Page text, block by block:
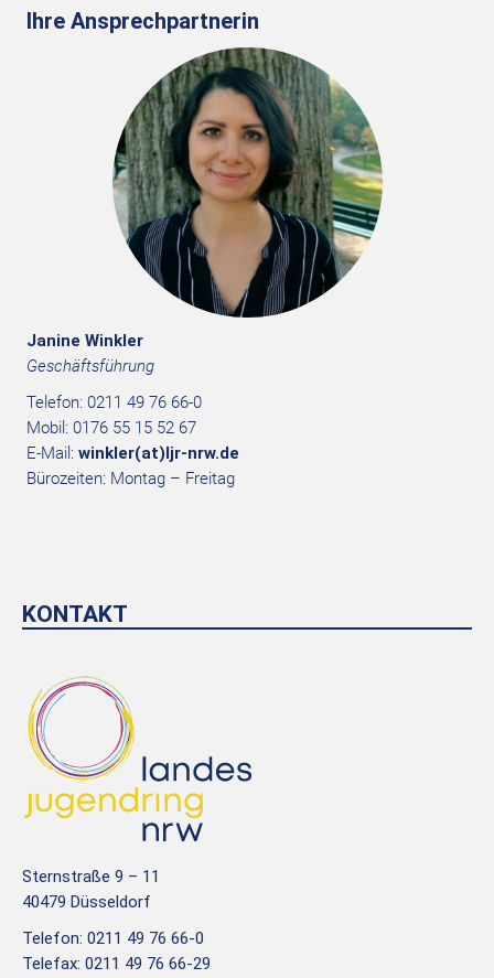
Ihre Ansprechpartnerin
Janine Winkler
Geschäftsführung
Telefon: 0211 49 76 66-0
Mobil: 0176 55 15 52 67
E-Mail: winkler(at)ljr-nrw.de
Bürozeiten: Montag – Freitag
KONTAKT
Sternstraße 9 – 11
40479 Düsseldorf
Telefon: 0211 49 76 66-0
Telefax: 0211 49 76 66-29